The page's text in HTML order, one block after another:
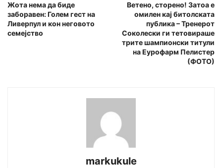
Жота нема да биде
заборавен: Голем гест на
Ливерпул и кон неговото
семејство
Ветено, сторено! Затоа е
омилен кај битолската
публика – Тренерот
Соколески ги тетовираше
трите шампионски титули
на Еурофарм Пелистер
(ФОТО)
markukule